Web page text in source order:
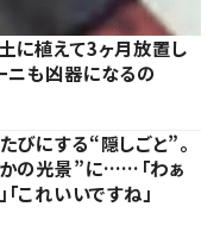
に植えて3ヶ月放置し
ニも凶器になるの
にする“隠しごと”。
の光景”に……「わぁ
「これいいですね」